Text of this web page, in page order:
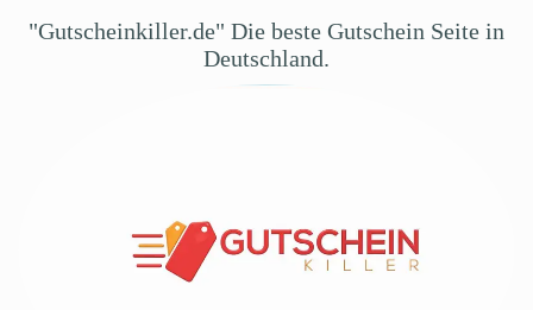
"Gutscheinkiller.de" Die beste Gutschein Seite in
Deutschland.